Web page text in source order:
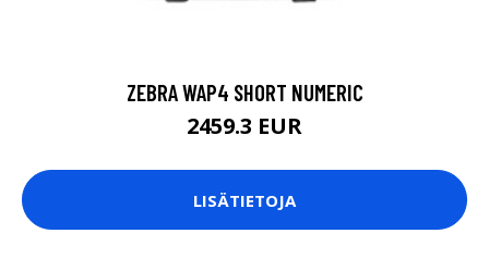
ZEBRA WAP4 SHORT NUMERIC
2459.3 EUR
LISÄTIETOJA